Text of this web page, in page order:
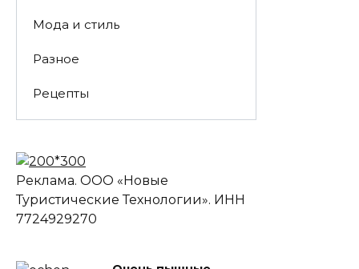
Мода и стиль
Разное
Рецепты
Реклама. ООО «Новые
Туристические Технологии». ИНН
7724929270